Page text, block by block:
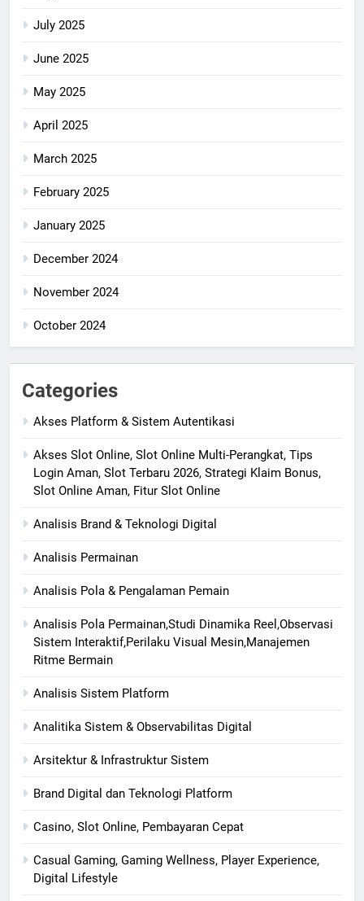
July 2025
June 2025
May 2025
April 2025
March 2025
February 2025
January 2025
December 2024
November 2024
October 2024
Categories
Akses Platform & Sistem Autentikasi
Akses Slot Online, Slot Online Multi-Perangkat, Tips
Login Aman, Slot Terbaru 2026, Strategi Klaim Bonus,
Slot Online Aman, Fitur Slot Online
Analisis Brand & Teknologi Digital
Analisis Permainan
Analisis Pola & Pengalaman Pemain
Analisis Pola Permainan,Studi Dinamika Reel,Observasi
Sistem Interaktif,Perilaku Visual Mesin,Manajemen
Ritme Bermain
Analisis Sistem Platform
Analitika Sistem & Observabilitas Digital
Arsitektur & Infrastruktur Sistem
Brand Digital dan Teknologi Platform
Casino, Slot Online, Pembayaran Cepat
Casual Gaming, Gaming Wellness, Player Experience,
Digital Lifestyle